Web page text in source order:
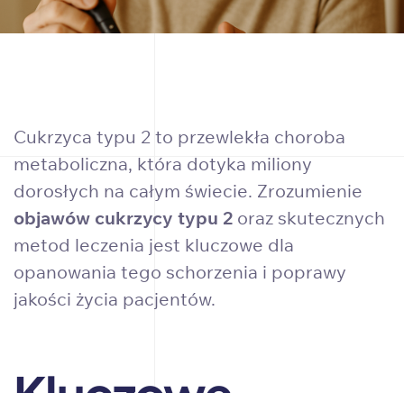
Cukrzyca typu 2 to przewlekła choroba
metaboliczna, która dotyka miliony
dorosłych na całym świecie. Zrozumienie
objawów cukrzycy typu 2 oraz skutecznych
metod leczenia jest kluczowe dla
opanowania tego schorzenia i poprawy
jakości życia pacjentów.